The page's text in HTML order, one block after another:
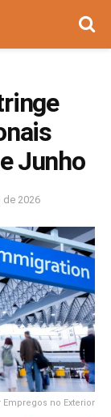
Junho
de 2026
no Exterior